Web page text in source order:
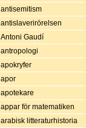
antisemitism
antislaverirörelsen
Antoni Gaudí
antropologi
apokryfer
apor
apotekare
appar för matematiken
arabisk litteraturhistoria